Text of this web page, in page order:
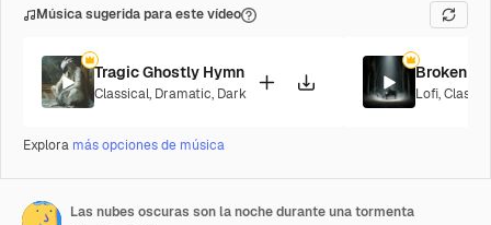
Música sugerida para este vídeo
Tragic Ghostly Hymn
Classical, Dramatic, Dark
Broken
Lofi,
Explora más opciones de música
Las nubes oscuras son la noche durante una tormenta